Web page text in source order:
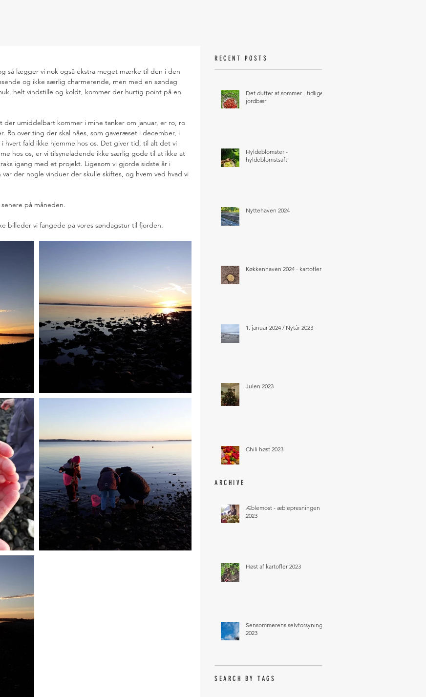
så lægger vi nok også ekstra meget mærke til den i den
og ikke særlig charmerende, men med en søndag
helt vindstille og koldt, kommer der hurtig point på en
der umiddelbart kommer i mine tanker om januar, er ro, ro
Ro over ting der skal nåes, som gaveræset i december, i
hvert fald ikke hjemme hos os. Det giver tid, til alt det vi
hos os, er vi tilsyneladende ikke særlig gode til at ikke at
igang med et projekt. Ligesom vi gjorde sidste år i
der nogle vinduer der skulle skiftes, og hvem ved hvad vi
på måneden.
billeder vi fangede på vores søndagstur til fjorden.
RECENT POSTS
Det dufter af sommer - tidlige
jordbær
Hyldeblomster -
hyldeblomstsaft
Nyttehaven 2024
Køkkenhaven 2024 - kartofler
1. januar 2024 / Nytår 2023
Julen 2023
Chili høst 2023
Æblemost - æblepresningen
2023
Høst af kartofler 2023
Sensommerens selvforsyning
2023
ARCHIVE
SEARCH BY TAGS